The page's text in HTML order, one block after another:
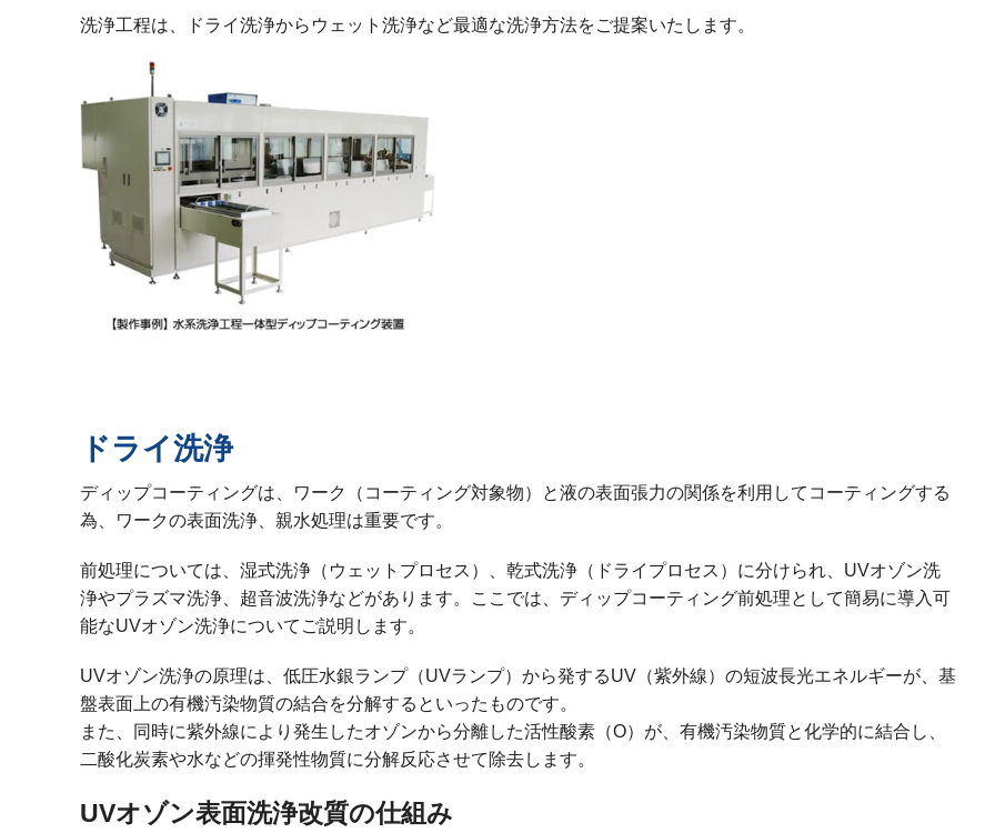
洗浄工程は、ドライ洗浄からウェット洗浄など最適な洗浄方法をご提案いたします。
ドライ洗浄
ディップコーティングは、ワーク（コーティング対象物）と液の表面張力の関係を利用してコーティングする
為、ワークの表面洗浄、親水処理は重要です。
前処理については、湿式洗浄（ウェットプロセス）、乾式洗浄（ドライプロセス）に分けられ、UVオゾン洗
浄やプラズマ洗浄、超音波洗浄などがあります。ここでは、ディップコーティング前処理として簡易に導入可
能なUVオゾン洗浄についてご説明します。
UVオゾン洗浄の原理は、低圧水銀ランプ（UVランプ）から発するUV（紫外線）の短波長光エネルギーが、基
盤表面上の有機汚染物質の結合を分解するといったものです。
また、同時に紫外線により発生したオゾンから分離した活性酸素（O）が、有機汚染物質と化学的に結合し、
二酸化炭素や水などの揮発性物質に分解反応させて除去します。
UVオゾン表面洗浄改質の仕組み